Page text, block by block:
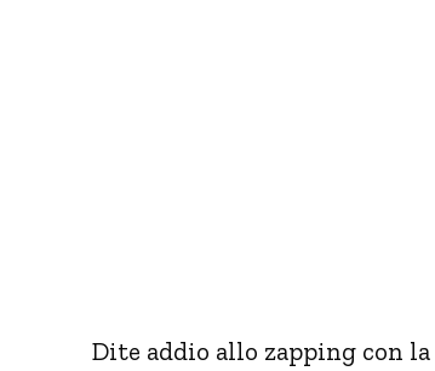
Dite addio allo zapping con la